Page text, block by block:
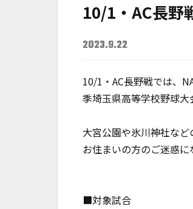
10/1・AC長野
2023.9.22
10/1・AC長野戦では、
季埼玉県高等学校野球大
大宮公園や氷川神社な
お住まいの方のご迷惑に
■対象試合